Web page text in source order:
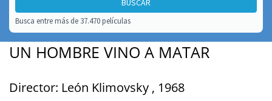
Busca entre más de 37.470 películas
UN HOMBRE VINO A MATAR
Director: León Klimovsky , 1968